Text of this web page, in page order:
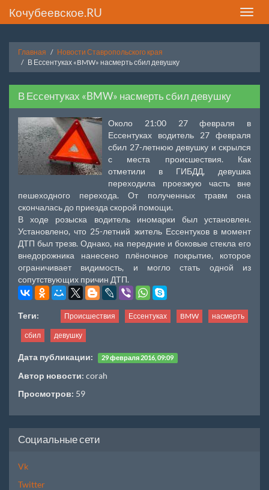
Toggle
Кочубеевское.RU
Главная
Новости Ставропольского края
В Ессентуках «BMW» насмерть сбил девушку
В Ессентуках «BMW» насмерть сбил девушку
Около 21:00 27 февраля в
Ессентуках водитель 27 февраля
сбил 27-летнюю девушку и скрылся
с места происшествия. Как
отметили в ГИБДД, девушка
переходила проезжую часть вне
пешеходного перехода. От полученных травм она
скончалась до приезда скорой помощи.
В ходе розыска водитель иномарки был установлен.
Установлено, что 25-летний житель Ессентуков в момент
ДТП был трезв. Однако, на передние и боковые стекла его
внедорожника нанесено плёночное покрытие, которое
ограничивает видимость, и могло стать одной из
сопутствующих причин ДТП.
Теги: Происшествия Ессентуках BMW насмерть
сбил девушку
Дата публикации: 29 февраля 2016, 09:09
Автор новости: corah
Просмотров: 59
Социальные сети
Vk
Twitter